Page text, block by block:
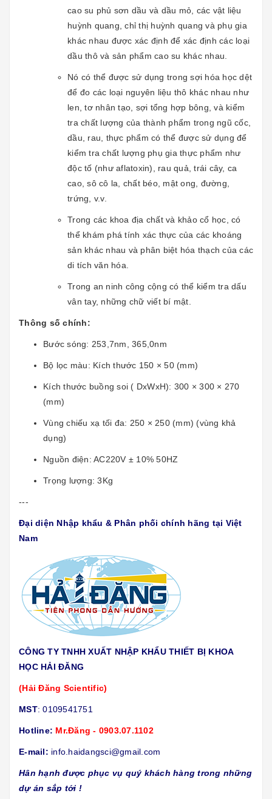
cao su phủ sơn dầu và dầu mỏ, các vật liệu
huỳnh quang, chỉ thị huỳnh quang và phụ gia
khác nhau được xác định để xác định các loại
dầu thô và sản phẩm cao su khác nhau.
Nó có thể được sử dụng trong sợi hóa học dệt
để đo các loại nguyên liệu thô khác nhau như
len, tơ nhân tạo, sợi tổng hợp bông, và kiểm
tra chất lượng của thành phẩm trong ngũ cốc,
dầu, rau, thực phẩm có thể được sử dụng để
kiểm tra chất lượng phụ gia thực phẩm như
độc tố (như aflatoxin), rau quả, trái cây, ca
cao, sô cô la, chất béo, mật ong, đường,
trứng, v.v.
Trong các khoa địa chất và khảo cổ học, có
thể khám phá tính xác thực của các khoáng
sản khác nhau và phân biệt hóa thạch của các
di tích văn hóa.
Trong an ninh công cộng có thể kiểm tra dấu
vân tay, những chữ viết bí mật.
Thông số chính:
Bước sóng: 253,7nm, 365,0nm
Bộ lọc màu: Kích thước 150 × 50 (mm)
Kích thước buồng soi ( DxWxH): 300 × 300 × 270
(mm)
Vùng chiếu xạ tối đa: 250 × 250 (mm) (vùng khả
dụng)
Nguồn điện: AC220V ± 10% 50HZ
Trọng lượng: 3Kg
---
Đại diện Nhập khẩu & Phân phối chính hãng tại Việt
Nam
CÔNG TY TNHH XUẤT NHẬP KHẨU THIẾT BỊ KHOA
HỌC HẢI ĐĂNG
(Hải Đăng Scientific)
MST: 0109541751
Hotline: Mr.Đăng - 0903.07.1102
E-mail: info.haidangsci@gmail.com
Hân hạnh được phục vụ quý khách hàng trong những
dự án sắp tới !